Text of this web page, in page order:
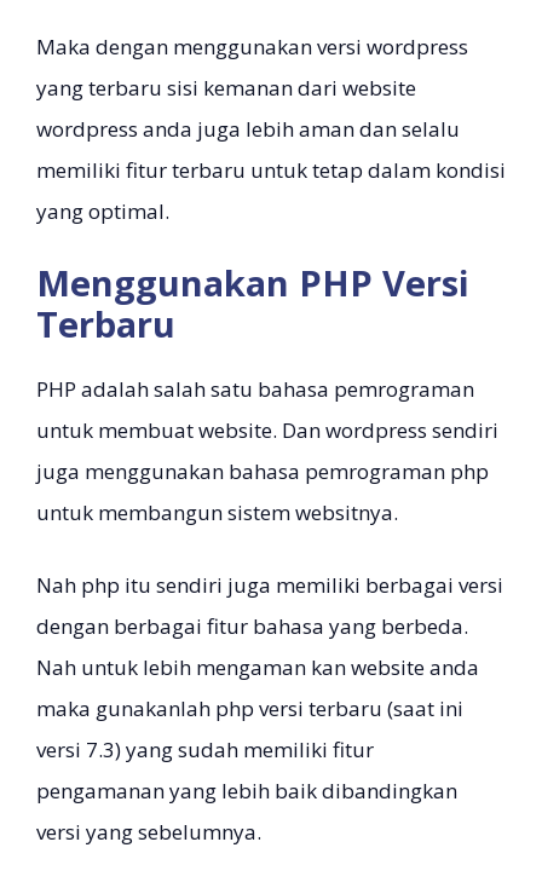
Maka dengan menggunakan versi wordpress
yang terbaru sisi kemanan dari website
wordpress anda juga lebih aman dan selalu
memiliki fitur terbaru untuk tetap dalam kondisi
yang optimal.
Menggunakan PHP Versi
Terbaru
PHP adalah salah satu bahasa pemrograman
untuk membuat website. Dan wordpress sendiri
juga menggunakan bahasa pemrograman php
untuk membangun sistem websitnya.
Nah php itu sendiri juga memiliki berbagai versi
dengan berbagai fitur bahasa yang berbeda.
Nah untuk lebih mengaman kan website anda
maka gunakanlah php versi terbaru (saat ini
versi 7.3) yang sudah memiliki fitur
pengamanan yang lebih baik dibandingkan
versi yang sebelumnya.